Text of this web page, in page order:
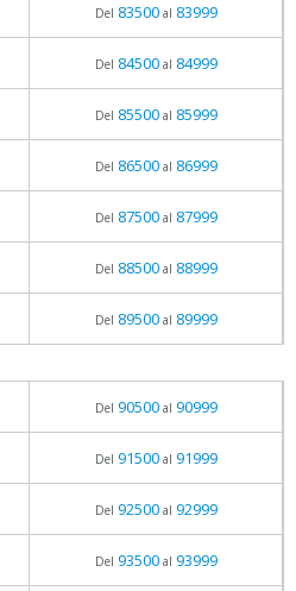
Del 83500al 83999
Del 84500al 84999
Del 85500al 85999
Del 86500al 86999
Del 87500al 87999
Del 88500al 88999
Del 89500al 89999
Del 90500al 90999
Del 91500al 91999
Del 92500al 92999
Del 93500al 93999